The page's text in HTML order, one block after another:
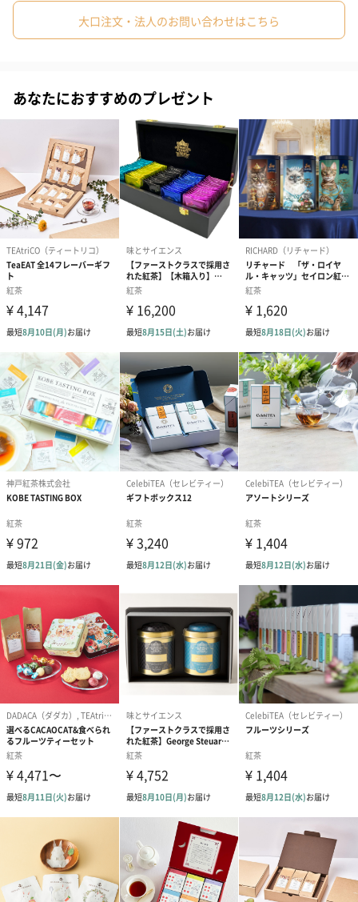
りんごの色や風味を最大限に生かす独自製法で乾燥させ、渋みが
国産りんごのフレッシュな甘い香りと、優しい和紅茶の風味が口
の中に広がります。
いちご紅茶
子供にも大人にも大人気のイチゴを、贅沢に使用した紅茶です。
果実の色や風味を最大限に生かす独自製法で乾燥させたイチゴ
を、マイルドな和紅茶とブレンドしました。
甘酸っぱいイチゴの香りや甘みがぎゅっと詰まった、100%国産の
ドライイチゴが、和紅茶の旨味をより高貴にします。
ゆず紅茶
爽やかな国産ゆずと、まろやかな和紅茶をブレンドしました。
スッキリとした味わいの紅茶です。
ゆずの爽やかな香りと酸味が特徴で、ホットではもちろん、アイ
スティーにしても楽しむことができます。
【have a GOOD TEA】とは
《きちんとおいしい国産茶葉》
ひとりおそく起きた朝、ふたりのんびりとしたランチタイム、
みんなあつまって午後のティータイム。
どんなときにもカジュアルにたのしめる国産紅茶。
日本茶、抹茶の専門メーカー株式会社十吉が厳選した100%国産の
和紅茶に
した、
「きちんとおいしい」和のフレーバーティー。
さぁ、ひといきついて、おいしいお茶を飲みましょう。
大口注文・法人のお問い合わせはこちら
あなたにおすすめのプレゼント